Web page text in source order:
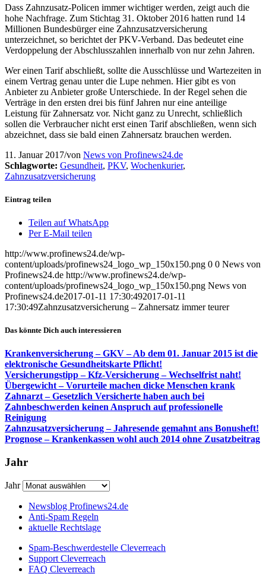
Dass Zahnzusatz-Policen immer wichtiger werden, zeigt auch die
hohe Nachfrage. Zum Stichtag 31. Oktober 2016 hatten rund 14
Millionen Bundesbürger eine Zahnzusatzversicherung
unterzeichnet, so berichtet der PKV-Verband. Das bedeutet eine
Verdoppelung der Abschlusszahlen innerhalb von nur zehn Jahren.
Wer einen Tarif abschließt, sollte die Ausschlüsse und Wartezeiten in
einem Vertrag genau unter die Lupe nehmen. Hier gibt es von
Anbieter zu Anbieter große Unterschiede. In der Regel sehen die
Verträge in den ersten drei bis fünf Jahren nur eine anteilige
Leistung für Zahnersatz vor. Nicht ganz zu Unrecht, schließlich
sollen die Verbraucher nicht erst einen Tarif abschließen, wenn sich
abzeichnet, dass sie bald einen Zahnersatz brauchen werden.
11. Januar 2017/von News von Profinews24.de
Schlagworte: Gesundheit, PKV, Wochenkurier,
Zahnzusatzversicherung
Eintrag teilen
Teilen auf WhatsApp
Per E-Mail teilen
http://www.profinews24.de/wp-
content/uploads/profinews24_logo_wp_150x150.png 0 0 News von
Profinews24.de http://www.profinews24.de/wp-
content/uploads/profinews24_logo_wp_150x150.png News von
Profinews24.de2017-01-11 17:30:492017-01-11
17:30:49Zahnzusatzversicherung – Zahnersatz immer teurer
Das könnte Dich auch interessieren
Krankenversicherung – GKV – Ab dem 01. Januar 2015 ist die
elektronische Gesundheitskarte Pflicht!
Versicherungstipp – Kfz-Versicherung – Wechselfrist naht!
Übergewicht – Vorurteile machen dicke Menschen krank
Zahnarzt – Gesetzlich Versicherte haben auch bei
Zahnbeschwerden keinen Anspruch auf professionelle
Reinigung
Zahnzusatzversicherung – Jahresende gemahnt ans Bonusheft!
Prognose – Krankenkassen wohl auch 2014 ohne Zusatzbeitrag
Jahr
Jahr
Newsblog Profinews24.de
Anti-Spam Regeln
aktuelle Rechtslage
Spam-Beschwerdestelle Cleverreach
Support Cleverreach
FAQ Cleverreach